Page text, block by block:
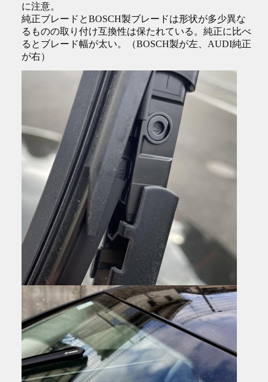
に注意。
純正ブレードとBOSCH製ブレードは形状が多少異な
るものの取り付け互換性は保たれている。純正に比べ
るとブレード幅が太い。（BOSCH製が左、AUDI純正
が右）